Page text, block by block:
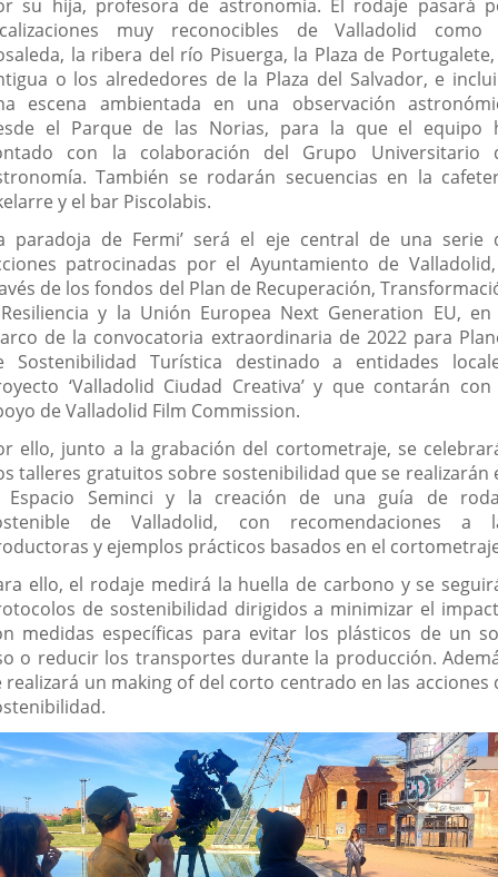
su hija, profesora de astronomía. El rodaje pasará
muy reconocibles de Valladolid como
la ribera del río Pisuerga, la Plaza de
o los alrededores de la Plaza del Salvador, e
escena ambientada en una observación
el Parque de las Norias, para la que el equipo
con la colaboración del Grupo Universitario
También se rodarán secuencias en la
y el bar Piscolabis.
paradoja de Fermi’ será el eje central de una serie
patrocinadas por el Ayuntamiento de
de los fondos del Plan de Recuperación,
y la Unión Europea Next Generation EU, en
de la convocatoria extraordinaria de 2022 para
Sostenibilidad Turística destinado a entidades
‘Valladolid Ciudad Creativa’ y que contarán
de Valladolid Film Commission.
ello, junto a la grabación del cortometraje, se
talleres gratuitos sobre sostenibilidad que se realizarán
Espacio Seminci y la creación de una guía de
de Valladolid, con recomendaciones a
y ejemplos prácticos basados en el
ello, el rodaje medirá la huella de carbono y se
de sostenibilidad dirigidos a minimizar el
medidas específicas para evitar los plásticos de un
o reducir los transportes durante la producción.
realizará un making of del corto centrado en las acciones